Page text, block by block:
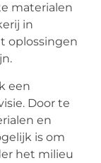
materialen
in
oplossingen
een
Door te
en
is om
het milieu